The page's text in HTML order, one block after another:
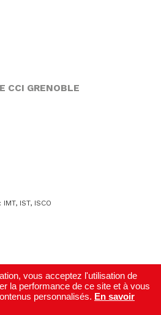
CCI GRENOBLE
IST, ISCO
vous acceptez l'utilisation de
la performance de ce site et à vous
personnalisés. En savoir